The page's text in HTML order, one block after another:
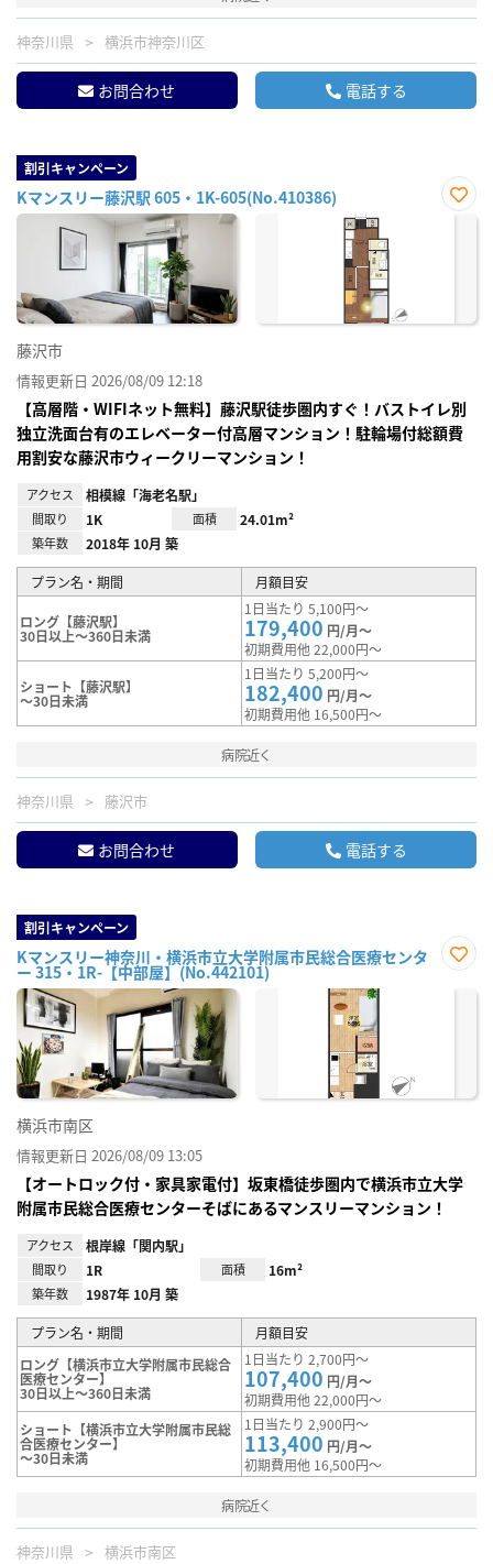
神奈川県 横浜市神奈川区
お問合わせ 電話する
割引キャンペーン
Kマンスリー藤沢駅 605・1K-605(No.410386)
お気
藤沢市
情報更新日 2026/08/09 12:18
【高層階・WIFIネット無料】藤沢駅徒歩圏内すぐ！バストイレ別
独立洗面台有のエレベーター付高層マンション！駐輪場付総額費
用割安な藤沢市ウィークリーマンション！
アクセス 相模線「海老名駅」
間取り 1K 面積 24.01m²
築年数 2018年 10月 築
プラン名・期間 月額目安
ロング【藤沢駅】
30日以上～360日未満
1日当たり 5,100円～
179,400 円/月～
初期費用他 22,000円～
ショート【藤沢駅】
～30日未満
1日当たり 5,200円～
182,400 円/月～
初期費用他 16,500円～
病院近く
神奈川県 藤沢市
お問合わせ 電話する
割引キャンペーン
Kマンスリー神奈川・横浜市立大学附属市民総合医療センタ
ー 315・1R-【中部屋】(No.442101)
に入
横浜市南区
情報更新日 2026/08/09 13:05
【オートロック付・家具家電付】坂東橋徒歩圏内で横浜市立大学
附属市民総合医療センターそばにあるマンスリーマンション！
アクセス 根岸線「関内駅」
間取り 1R 面積 16m²
築年数 1987年 10月 築
プラン名・期間
月額目安
ロング【横浜市立大学附属市民総合
医療センター】
30日以上～360日未満
1日当たり 2,700円～
107,400 円/月～
初期費用他 22,000円～
ショート【横浜市立大学附属市民総
合医療センター】
～30日未満
1日当たり 2,900円～
113,400 円/月～
初期費用他 16,500円～
病院近く
神奈川県 横浜市南区